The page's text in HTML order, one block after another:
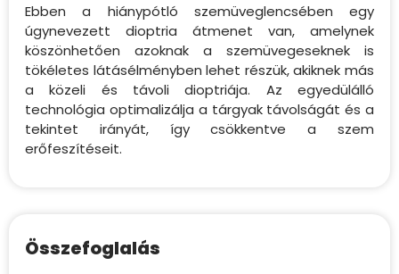
Ebben a hiánypótló szemüveglencsében egy
úgynevezett dioptria átmenet van, amelynek
köszönhetően azoknak a szemüvegeseknek is
tökéletes látásélményben lehet részük, akiknek más
a közeli és távoli dioptriája. Az egyedülálló
technológia optimalizálja a tárgyak távolságát és a
tekintet irányát, így csökkentve a szem
erőfeszítéseit.
Összefoglalás